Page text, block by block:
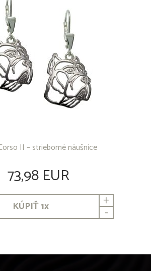
II – strieborné náušnice
73,98 EUR
KÚPIŤ1x +
-